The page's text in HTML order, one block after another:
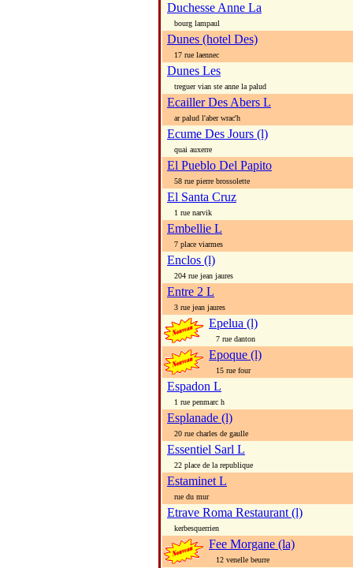
Duchesse Anne La
bourg lampaul
Dunes (hotel Des)
17 rue laennec
Dunes Les
treguer vian ste anne la palud
Ecailler Des Abers L
ar palud l'aber wrac'h
Ecume Des Jours (l)
quai auxerre
El Pueblo Del Papito
58 rue pierre brossolette
El Santa Cruz
1 rue narvik
Embellie L
7 place viarmes
Enclos (l)
204 rue jean jaures
Entre 2 L
3 rue jean jaures
Epelua (l)
7 rue danton
Epoque (l)
15 rue four
Espadon L
1 rue penmarc h
Esplanade (l)
20 rue charles de gaulle
Essentiel Sarl L
22 place de la republique
Estaminet L
rue du mur
Etrave Roma Restaurant (l)
kerbesquerrien
Fee Morgane (la)
12 venelle beurre